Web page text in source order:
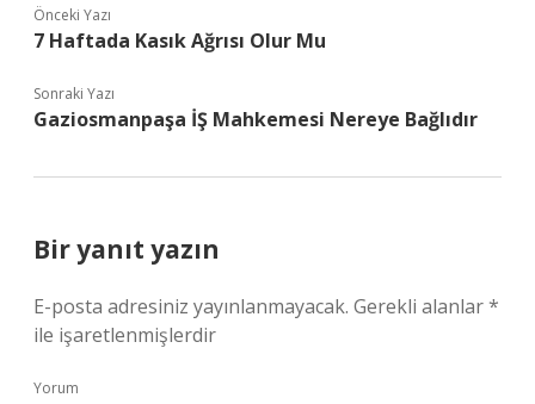
Önceki Yazı
7 Haftada Kasık Ağrısı Olur Mu
Sonraki Yazı
Gaziosmanpaşa İŞ Mahkemesi Nereye Bağlıdır
Bir yanıt yazın
E-posta adresiniz yayınlanmayacak. Gerekli alanlar*
ile işaretlenmişlerdir
Yorum